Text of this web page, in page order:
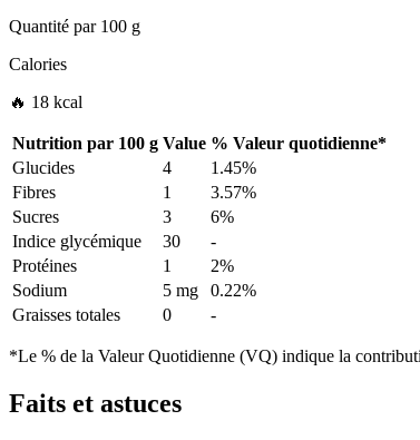
Quantité par100 g
Calories
🔥 18 kcal
Nutrition par 100 g Value % Valeur quotidienne*
Glucides
4
1.45%
Fibres
1
3.57%
Sucres
3
6%
Indice glycémique
30
-
Protéines
1
2%
Sodium
5 mg
0.22%
Graisses totales
0 -
*Le % de la Valeur Quotidienne (VQ) indique la
Faits et astuces